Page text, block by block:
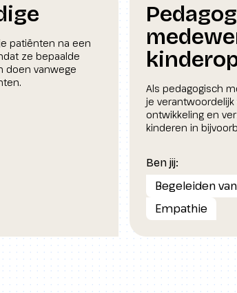
patiënten na een
ze bepaalde
doen vanwege
Als pedagogisch
je
ontwikkeling en
kinderen in
Ben jij:
Begeleiden
Empathie